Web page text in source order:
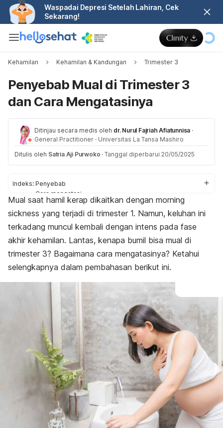
Waspadai Depresi Setelah Lahiran, Cek
Sekarang!
Kehamilan Kehamilan & Kandungan Trimester 3
Penyebab Mual di Trimester 3
dan Cara Mengatasinya
Ditinjau secara medis oleh dr. Nurul Fajriah Afiatunnisa ·
General Practitioner · Universitas La Tansa Mashiro
Ditulis oleh Satria Aji Purwoko · Tanggal diperbarui 20/05/2025
Indeks: Penyebab
Cara mengatasi
Tips mencegah
Mual saat hamil kerap dikaitkan dengan morning
sickness yang terjadi di trimester 1. Namun, keluhan ini
terkadang muncul kembali dengan intens pada fase
akhir kehamilan. Lantas, kenapa bumil bisa mual di
trimester 3? Bagaimana cara mengatasinya? Ketahui
selengkapnya dalam pembahasan berikut ini.